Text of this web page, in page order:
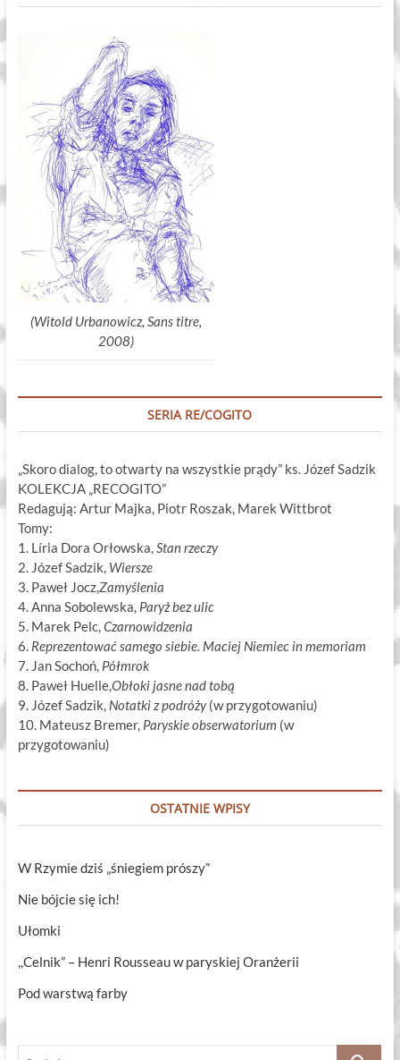
(Witold Urbanowicz, Sans titre,
2008)
SERIA RE/COGITO
„Skoro dialog, to otwarty na wszystkie prądy” ks. Józef Sadzik
KOLEKCJA „RECOGITO”
Redagują: Artur Majka, Piotr Roszak, Marek Wittbrot
Tomy:
1. Líria Dora Orłowska,Stan rzeczy
2. Józef Sadzik, Wiersze
3. Paweł Jocz,Zamyślenia
4. Anna Sobolewska, Paryż bez ulic
5. Marek Pelc,Czarnowidzenia
6. Reprezentować samego siebie. Maciej Niemiec in memoriam
7. Jan Sochoń, Półmrok
8. Paweł Huelle,Obłoki jasne nad tobą
9. Józef Sadzik, Notatki z podróży(w przygotowaniu)
10. Mateusz Bremer, Paryskie obserwatorium (w
przygotowaniu)
OSTATNIE WPISY
W Rzymie dziś „śniegiem prószy”
Nie bójcie się ich!
Ułomki
,,Celnik” – Henri Rousseau w paryskiej Oranżerii
Pod warstwą farby
Szukaj